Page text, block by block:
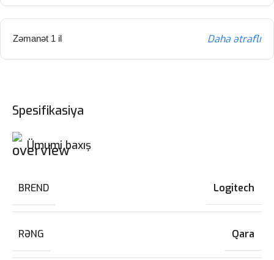
Zəmanət 1 il Daha ətraflı
Spesifikasiya
Ümumi baxış
BREND Logitech
RƏNG Qara